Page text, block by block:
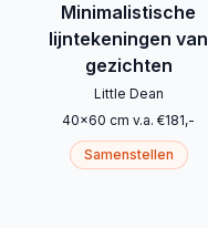
Minimalistische
lijntekeningen van
gezichten
Little Dean
40x60 cm v.a. €181,-
Samenstellen